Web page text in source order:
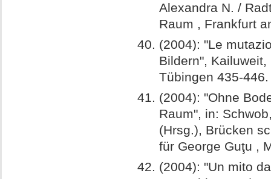
Alexandra N. /
Raum , Frankfurt
(2004): "Le
Bildern",
Tübingen 435-446.
(2004): "Ohne
Raum", in:
(Hrsg.), Brücken
für George Guţu ,
(2004): "Un mito